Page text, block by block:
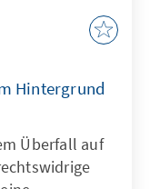
ist
in den
Hanoi und
Hintergrund
Überfall auf